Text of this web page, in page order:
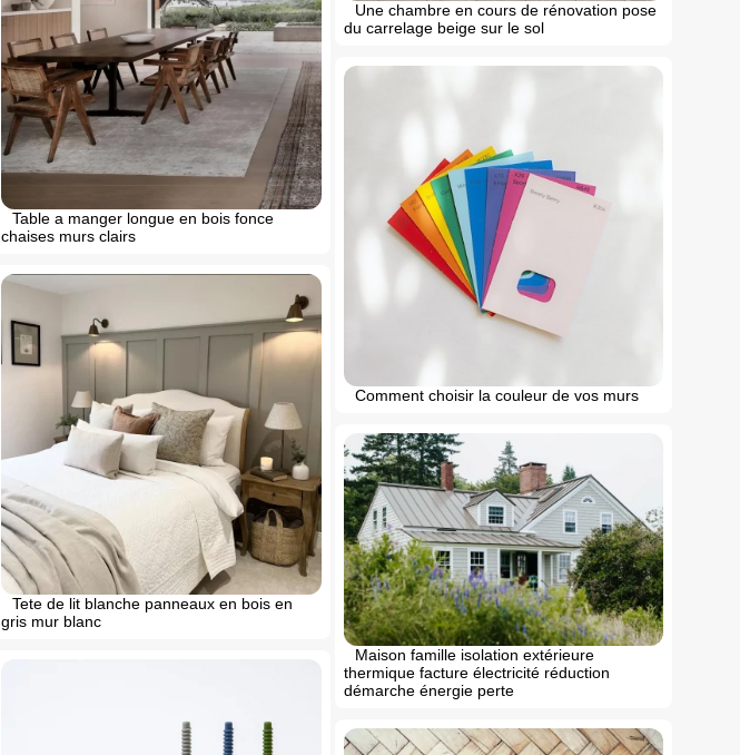
Une chambre en cours de rénovation pose
du carrelage beige sur le sol
Table a manger longue en bois fonce
chaises murs clairs
Comment choisir la couleur de vos murs
Tete de lit blanche panneaux en bois en
gris mur blanc
Maison famille isolation extérieure
thermique facture électricité réduction
démarche énergie perte